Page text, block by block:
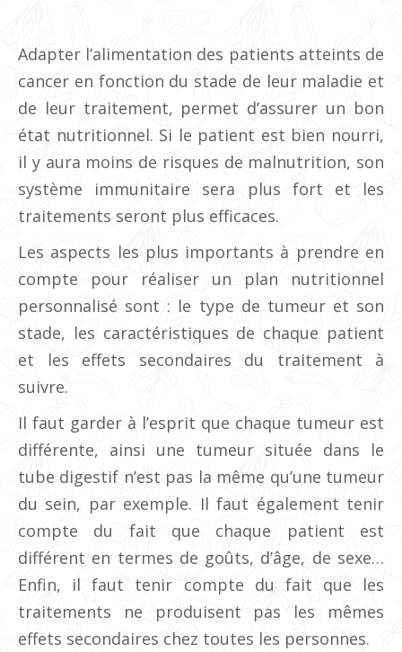
Adapter l’alimentation des patients atteints de
cancer en fonction du stade de leur maladie et
de leur traitement, permet d’assurer un bon
état nutritionnel. Si le patient est bien nourri,
il y aura moins de risques de malnutrition, son
système immunitaire sera plus fort et les
traitements seront plus efficaces.
Les aspects les plus importants à prendre en
compte pour réaliser un plan nutritionnel
personnalisé sont : le type de tumeur et son
stade, les caractéristiques de chaque patient
et les effets secondaires du traitement à
suivre.
Il faut garder à l’esprit que chaque tumeur est
différente, ainsi une tumeur située dans le
tube digestif n’est pas la même qu’une tumeur
du sein, par exemple. Il faut également tenir
compte du fait que chaque patient est
différent en termes de goûts, d’âge, de sexe…
Enfin, il faut tenir compte du fait que les
traitements ne produisent pas les mêmes
effets secondaires chez toutes les personnes.